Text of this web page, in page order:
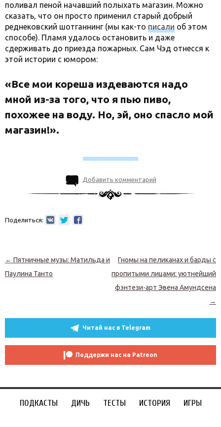
поливал пеной начавший полыхать магазин. Можно
сказать, что он просто применил старый добрый
реднековский шотганнинг (мы как-то писали об этом
способе). Пламя удалось остановить и даже
сдерживать до приезда пожарных. Сам Чэд отнесся к
этой истории с юмором:
«Все мои кореша издеваются надо
мной из-за того, что я пью пиво,
похожее на воду. Но, эй, оно спасло мой
магазин!».
Добавить комментарий
Поделиться:
Навигация по записям
← Пятничные музы: Матильда и
Паулина Танто
Гномы на пеликанах и барды с
пропитыми лицами: уютнейший
фэнтези-арт Эвена Амундсена
→
Читай нас в Telegram
Поддержи нас на Patreon
ПОДКАСТЫ ДИЧЬ ТЕСТЫ ИСТОРИЯ ИГРЫ